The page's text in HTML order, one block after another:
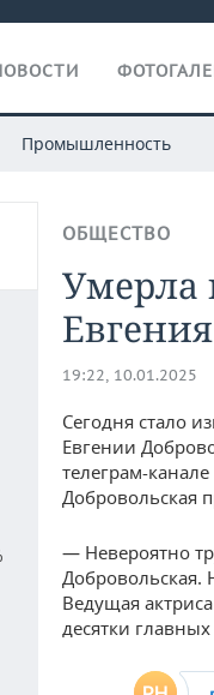
Промышленность
ОБЩЕСТВО
Умерла
19:22, 10.01.2025
Сегодня стало
Евгении
телеграм-
Добровольская
— Невероятно
Добровольская.
Ведущая
десятки